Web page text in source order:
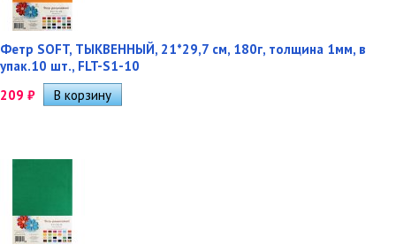
Фетр SOFT, ТЫКВЕННЫЙ, 21*29,7 см, 180г, толщина 1мм, в
упак.10 шт., FLT-S1-10
209 ₽